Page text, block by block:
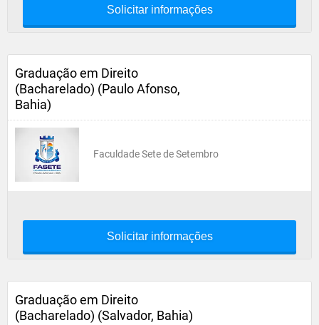
Solicitar informações
Graduação em Direito
(Bacharelado) (Paulo Afonso,
Bahia)
Faculdade Sete de Setembro
Solicitar informações
Graduação em Direito
(Bacharelado) (Salvador, Bahia)